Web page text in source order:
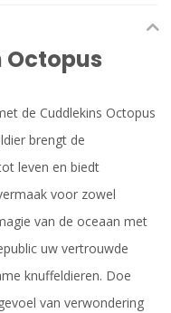
Octopus
de Cuddlekins Octopus
brengt de
leven en biedt
voor zowel
van de oceaan met
uw vertrouwde
knuffeldieren. Doe
van verwondering